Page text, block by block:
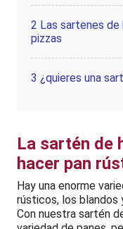
2 Las sartenes
pizzas
3 ¿quieres una
La sartén de
hacer pan
Hay una enorme
rústicos, los blandos
Con nuestra sartén